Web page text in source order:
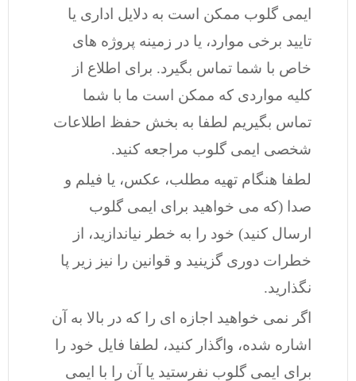
ایمی گلوب ممکن است به دلایل اداری یا
تایید برخی موارد، یا در زمینه پروژه های
خاص با شما تماس بگیرد. برای اطلاع از
کلیه مواردی که ممکن است ما با شما
تماس بگیریم لطفا به بخش حفظ اطلاعات
شخصی ایمی گلوب مراجعه کنید.
لطفا هنگام تهیه مطلب، عکس، یا فیلم و
صدا (که می خواهید برای ایمی گلوب
ارسال کنید) خود را به خطر نیاندازید، از
خطرات دوری گزینید و قوانین را نیز زیر پا
نگذارید.
اگر نمی خواهید اجازه ای را که در بالا به آن
اشاره شده، واگذار کنید، لطفا فایل خود را
برای ایمی گلوب نفرستید یا آن را با ایمی